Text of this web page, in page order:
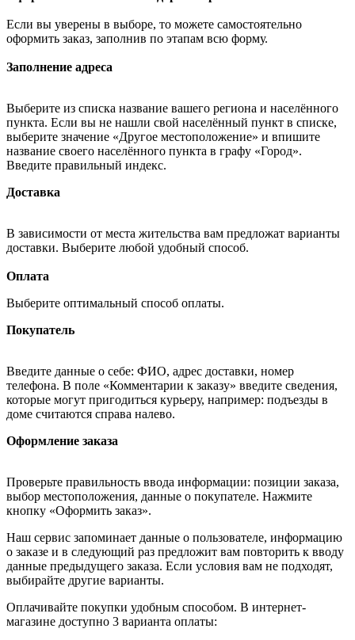
Если вы уверены в выборе, то можете самостоятельно
оформить заказ, заполнив по этапам всю форму.
Заполнение адреса
Выберите из списка название вашего региона и населённого
пункта. Если вы не нашли свой населённый пункт в списке,
выберите значение «Другое местоположение» и впишите
название своего населённого пункта в графу «Город».
Введите правильный индекс.
Доставка
В зависимости от места жительства вам предложат варианты
доставки. Выберите любой удобный способ.
Оплата
Выберите оптимальный способ оплаты.
Покупатель
Введите данные о себе: ФИО, адрес доставки, номер
телефона. В поле «Комментарии к заказу» введите сведения,
которые могут пригодиться курьеру, например: подъезды в
доме считаются справа налево.
Оформление заказа
Проверьте правильность ввода информации: позиции заказа,
выбор местоположения, данные о покупателе. Нажмите
кнопку «Оформить заказ».
Наш сервис запоминает данные о пользователе, информацию
о заказе и в следующий раз предложит вам повторить к вводу
данные предыдущего заказа. Если условия вам не подходят,
выбирайте другие варианты.
Оплачивайте покупки удобным способом. В интернет-
магазине доступно 3 варианта оплаты: